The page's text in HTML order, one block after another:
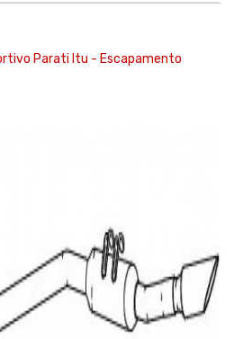
Parati Itu - Escapamento